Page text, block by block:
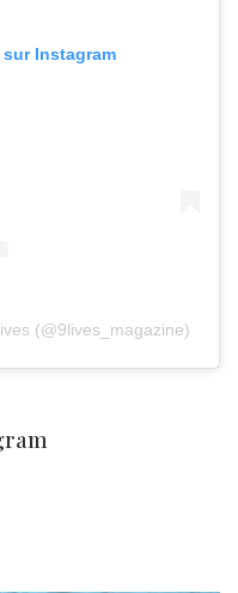
Instagram
(@9lives_magazine)